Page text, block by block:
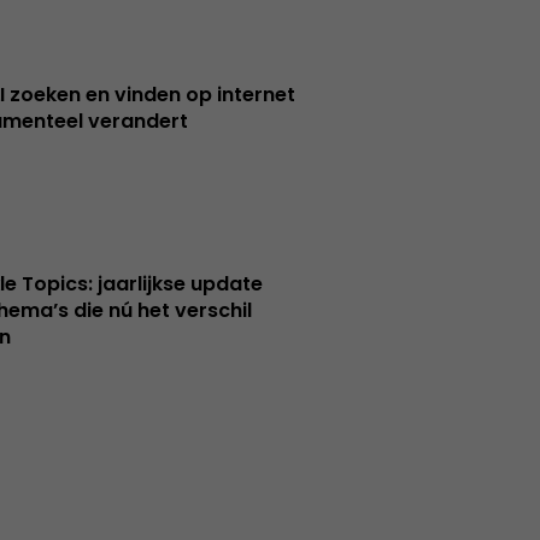
zoeken en vinden op internet
verandert
Topics: jaarlijkse update
die nú het verschil